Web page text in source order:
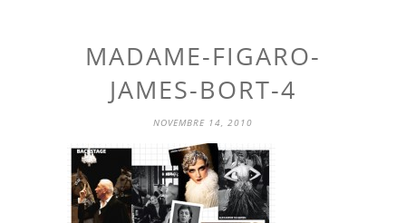
MADAME-FIGARO-
JAMES-BORT-4
NOVEMBRE 14, 2010